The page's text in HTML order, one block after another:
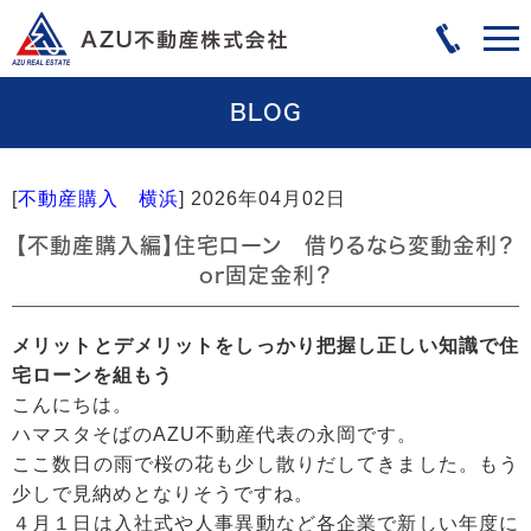
BLOG
[不動産購入 横浜] 2026年04月02日
【不動産購入編】住宅ローン 借りるなら変動金利？
or固定金利？
メリットとデメリットをしっかり把握し正しい知識で住
宅ローンを組もう
こんにちは。
ハマスタそばのAZU不動産代表の永岡です。
ここ数日の雨で桜の花も少し散りだしてきました。もう
少しで見納めとなりそうですね。
４月１日は入社式や人事異動など各企業で新しい年度に